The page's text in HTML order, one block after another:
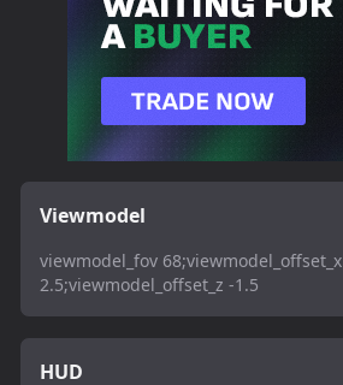
Viewmodel
viewmodel_fov 68;viewmodel_offset_x
2.5;viewmodel_offset_z -1.5
HUD